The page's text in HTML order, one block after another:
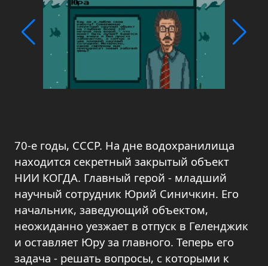
70-е годы, СССР. На дне водохранилища
находится секретный закрытый объект
НИИ КОГДА. Главный герой - младший
научный сотрудник Юрий Синичкин. Его
начальник, заведующий объектом,
неожиданно уезжает в отпуск в Геленджик
и оставляет Юру за главного. Теперь его
задача - решать вопросы, с которыми к